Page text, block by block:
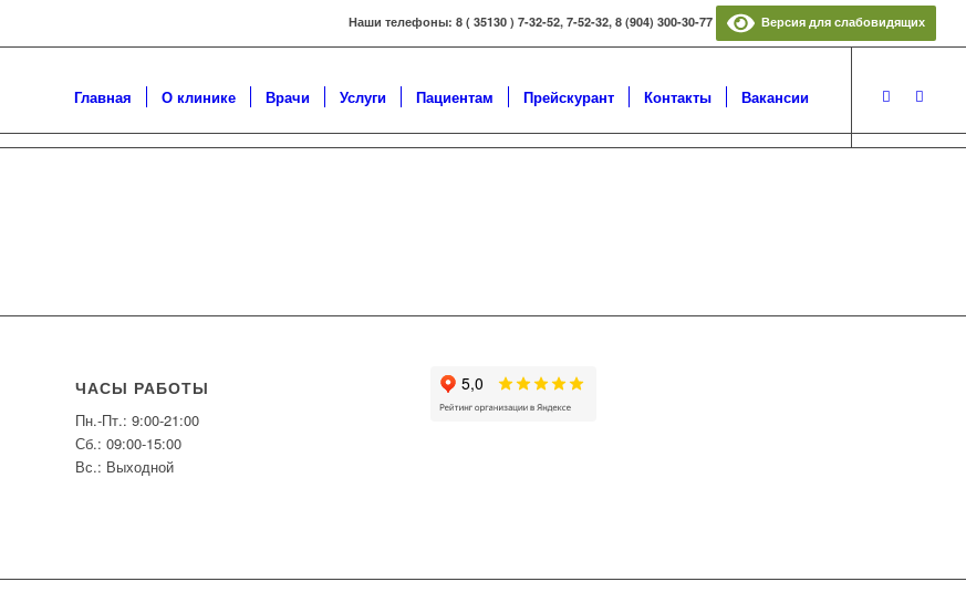
Наши телефоны: 8 ( 35130 ) 7-32-52, 7-52-32, 8 (904) 300-30-77 Версия для слабовидящих
Главная О клинике Врачи Услуги Пациентам Прейскурант Контакты Вакансии
ЧАСЫ РАБОТЫ
Пн.-Пт.: 9:00-21:00
Сб.: 09:00-15:00
Вс.: Выходной